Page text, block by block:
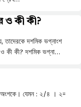
ও কী কী?
তাদেরকে দশমিক ভগ্নাংশ
কী কী? দশমিক ভগ্না…
অংশকে। যেমন : ২/৪ । ২=